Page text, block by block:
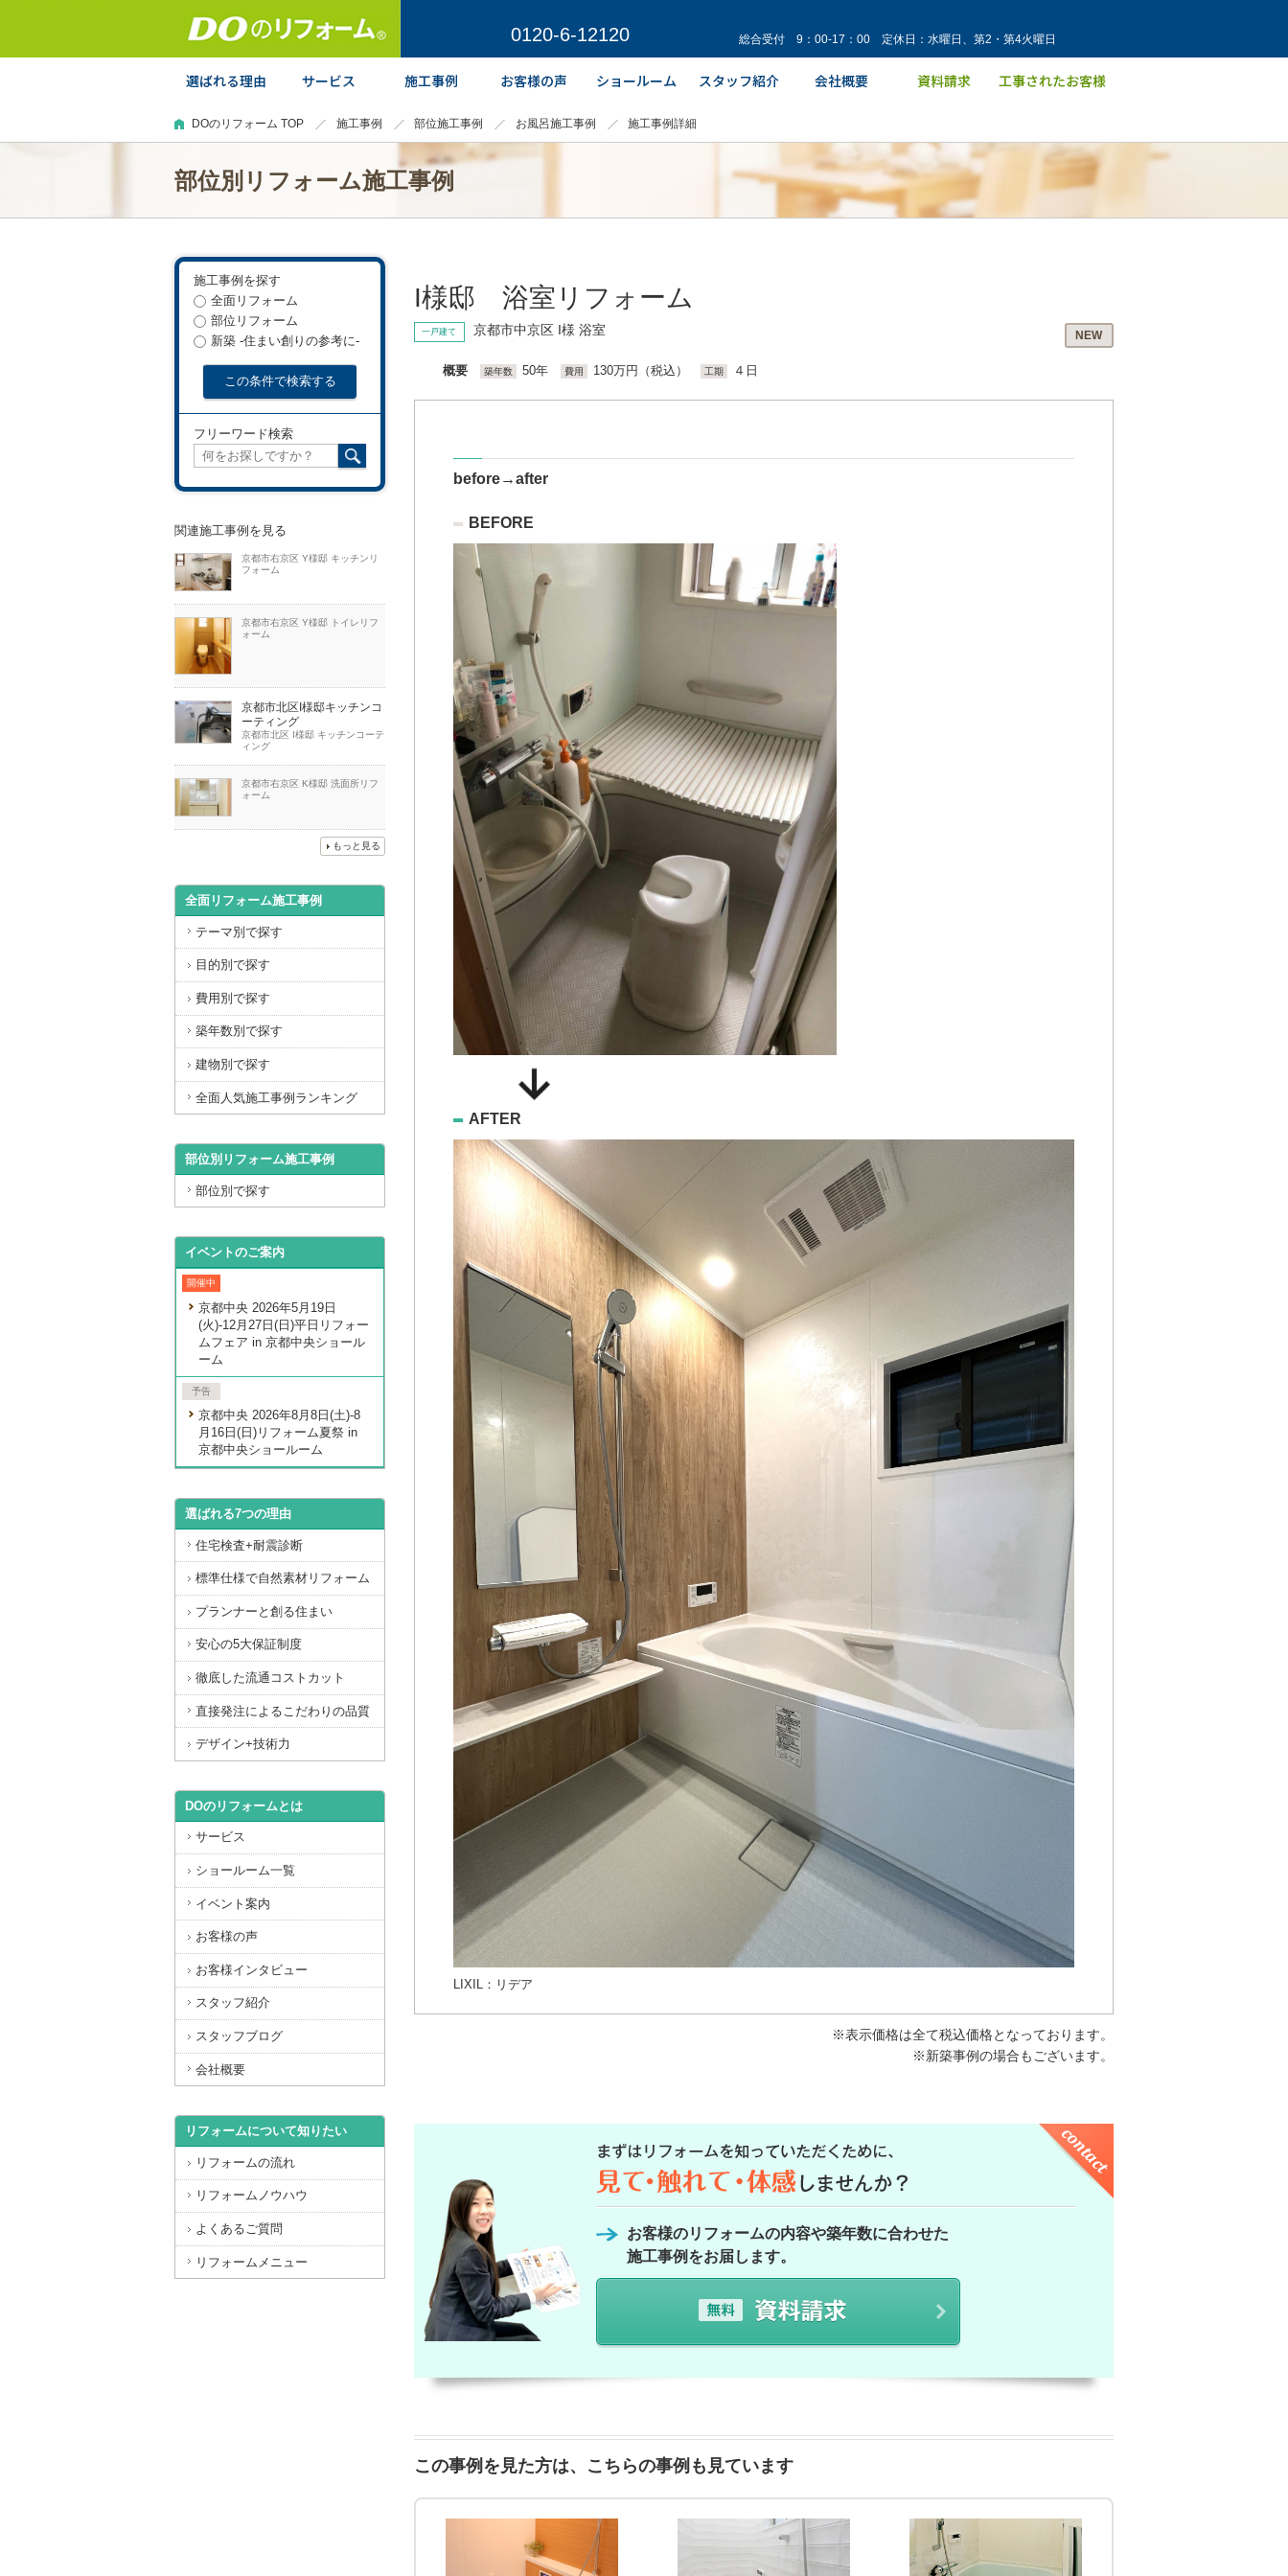
0120-6-12120 総合受付 9：00-17：00 定休日：水曜日、第2・第4火曜日
DOのリフォーム TOP 施工事例 部位施工事例 お風呂施工事例 施工事例詳細
部位別リフォーム施工事例
I様邸 浴室リフォーム
一戸建て 京都市中京区 I様 浴室 NEW
概要 築年数 50年 費用 130万円（税込） 工期 ４日
before→after
BEFORE
AFTER
LIXIL：リデア
※表示価格は全て税込価格となっております。
※新築事例の場合もございます。
お客様のリフォームの内容や築年数に合わせた
施工事例をお届します。
この事例を見た方は、こちらの事例も見ています
施工事例を探す
全面リフォーム
部位リフォーム
新築 -住まい創りの参考に-
フリーワード検索
関連施工事例を見る
京都市右京区 Y様邸 キッチンリ
フォーム
京都市右京区 Y様邸 トイレリフ
ォーム
京都市北区I様邸キッチンコ
ーティング
京都市北区 I様邸 キッチンコーテ
ィング
京都市右京区 K様邸 洗面所リフ
ォーム
もっと見る
全面リフォーム施工事例
テーマ別で探す
目的別で探す
費用別で探す
築年数別で探す
建物別で探す
全面人気施工事例ランキング
部位別リフォーム施工事例
部位別で探す
イベントのご案内
開催中
京都中央 2026年5月19日
(火)-12月27日(日)平日リフォー
ムフェア in 京都中央ショール
ーム
予告
京都中央 2026年8月8日(土)-8
月16日(日)リフォーム夏祭 in
京都中央ショールーム
選ばれる7つの理由
住宅検査+耐震診断
標準仕様で自然素材リフォーム
プランナーと創る住まい
安心の5大保証制度
徹底した流通コストカット
直接発注によるこだわりの品質
デザイン+技術力
DOのリフォームとは
サービス
ショールーム一覧
イベント案内
お客様の声
お客様インタビュー
スタッフ紹介
スタッフブログ
会社概要
リフォームについて知りたい
リフォームの流れ
リフォームノウハウ
よくあるご質問
リフォームメニュー